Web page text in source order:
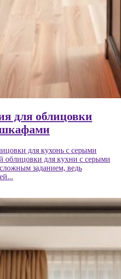
для облицовки
для кухонь с серыми
для кухни с серыми
заданием, ведь